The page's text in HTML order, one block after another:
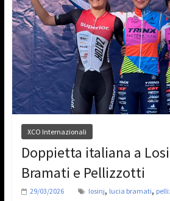
XCO Internazionali
Doppietta italiana a
Bramati e Pellizzotti
29/03/2026 losinj, lucia bramati,